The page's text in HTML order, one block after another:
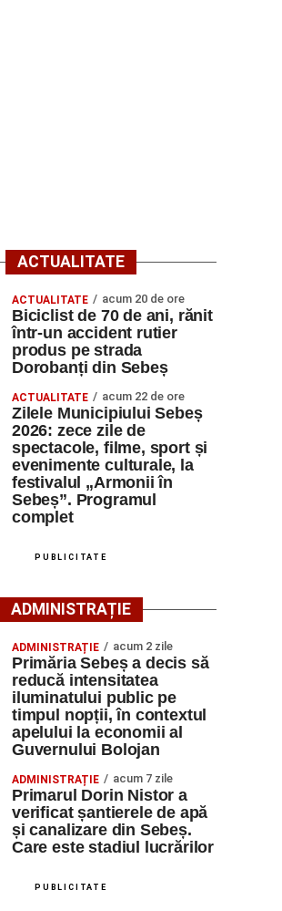
ACTUALITATE
ACTUALITATE acum 20 de ore
Biciclist de 70 de ani, rănit
într-un accident rutier
produs pe strada
Dorobanți din Sebeș
ACTUALITATE acum 22 de ore
Zilele Municipiului Sebeș
2026: zece zile de
spectacole, filme, sport și
evenimente culturale, la
festivalul „Armonii în
Sebeș”. Programul
complet
PUBLICITATE
ADMINISTRAȚIE
ADMINISTRAȚIE acum 2 zile
Primăria Sebeș a decis să
reducă intensitatea
iluminatului public pe
timpul nopții, în contextul
apelului la economii al
Guvernului Bolojan
ADMINISTRAȚIE acum 7 zile
Primarul Dorin Nistor a
verificat șantierele de apă
și canalizare din Sebeș.
Care este stadiul lucrărilor
PUBLICITATE